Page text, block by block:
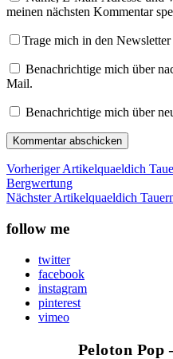
meinen nächsten Kommentar
Trage mich in den
Benachrichtige mich über
Mail.
Benachrichtige mich über
Vorheriger Artikelquaeldich
Bergwertung
Nächster Artikelquaeldich
follow me
twitter
facebook
instagram
pinterest
vimeo
Peloton Pop